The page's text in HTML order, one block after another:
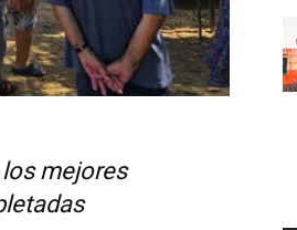
mejores